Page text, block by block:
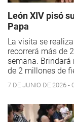
León XIV pisó
Papa
La visita se
recorrerá más de
semana. Brindará
de 2 millones de
7 DE JUNIO DE 2026 -